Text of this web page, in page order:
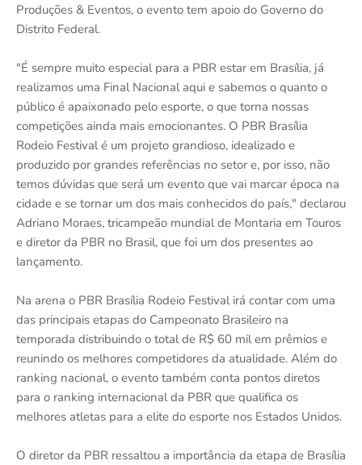
Produções & Eventos, o evento tem apoio do Governo do
Distrito Federal.
"É sempre muito especial para a PBR estar em Brasília, já
realizamos uma Final Nacional aqui e sabemos o quanto o
público é apaixonado pelo esporte, o que torna nossas
competições ainda mais emocionantes. O PBR Brasília
Rodeio Festival é um projeto grandioso, idealizado e
produzido por grandes referências no setor e, por isso, não
temos dúvidas que será um evento que vai marcar época na
cidade e se tornar um dos mais conhecidos do país," declarou
Adriano Moraes, tricampeão mundial de Montaria em Touros
e diretor da PBR no Brasil, que foi um dos presentes ao
lançamento.
Na arena o PBR Brasília Rodeio Festival irá contar com uma
das principais etapas do Campeonato Brasileiro na
temporada distribuindo o total de R$ 60 mil em prêmios e
reunindo os melhores competidores da atualidade. Além do
ranking nacional, o evento também conta pontos diretos
para o ranking internacional da PBR que qualifica os
melhores atletas para a elite do esporte nos Estados Unidos.
O diretor da PBR ressaltou a importância da etapa de Brasília